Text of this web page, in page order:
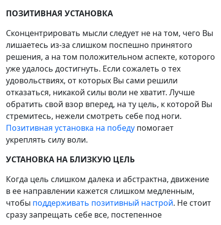
ПОЗИТИВНАЯ УСТАНОВКА
Сконцентрировать мысли следует не на том, чего Вы
лишаетесь из-за слишком поспешно принятого
решения, а на том положительном аспекте, которого
уже удалось достигнуть. Если сожалеть о тех
удовольствиях, от которых Вы сами решили
отказаться, никакой силы воли не хватит. Лучше
обратить свой взор вперед, на ту цель, к которой Вы
стремитесь, нежели смотреть себе под ноги.
Позитивная установка на победу помогает
укреплять силу воли.
УСТАНОВКА НА БЛИЗКУЮ ЦЕЛЬ
Когда цель слишком далека и абстрактна, движение
в ее направлении кажется слишком медленным,
чтобы поддерживать позитивный настрой. Не стоит
сразу запрещать себе все, постепенное